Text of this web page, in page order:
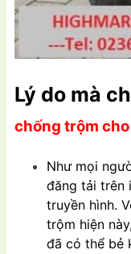
Lý do mà
chống trộm
Như mọi
đăng tải trên
truyền hình.
trộm hiện
đã có thể bẻ